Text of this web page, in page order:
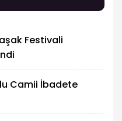
Festivali
Camii İbadete